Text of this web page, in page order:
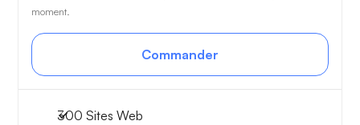
moment.
Commander
300 Sites Web